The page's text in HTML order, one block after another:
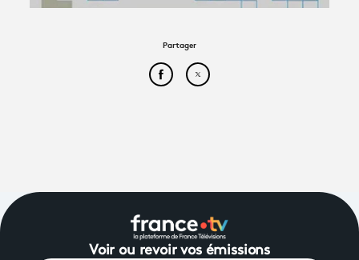
Partager
Partager cet article sur
Partager cet article sur
Voir ou revoir vos émissions